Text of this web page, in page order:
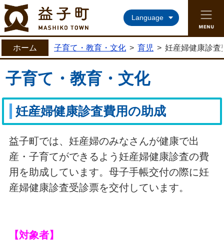
益子町ホームページ
Language
ホーム 子育て・教育・文化 > 育児 > 妊産婦健康診査
子育て・教育・文化
妊産婦健康診査費用の助成
益子町では、妊産婦のみなさんが健康で出
産・子育てができるよう妊産婦健康診査の費
用を助成しています。母子手帳交付の際に妊
産婦健康診査受診票を交付しています。
【対象者】